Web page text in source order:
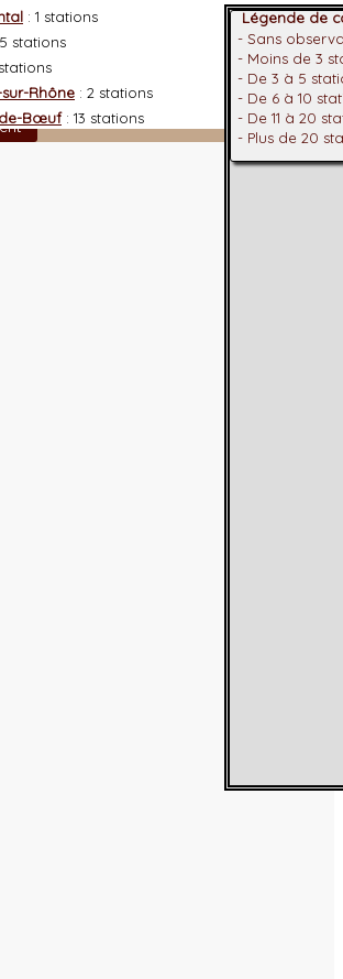
: 1 stations
stations
Rhône : 2 stations
Bœuf: 13 stations
Légende de
- Sans
- Moins de 3
- De 3 à 5
- De 6 à 10
- De 11 à 20
- Plus de 20